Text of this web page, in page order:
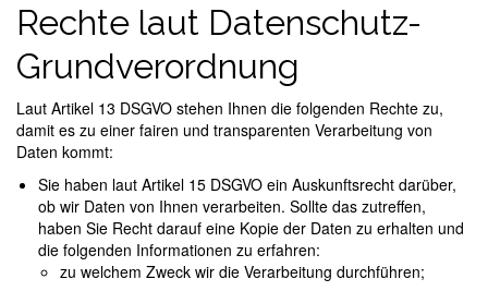
Rechte laut Datenschutz-
Grundverordnung
Laut Artikel 13 DSGVO stehen Ihnen die folgenden Rechte zu,
damit es zu einer fairen und transparenten Verarbeitung von
Daten kommt:
Sie haben laut Artikel 15 DSGVO ein Auskunftsrecht darüber,
ob wir Daten von Ihnen verarbeiten. Sollte das zutreffen,
haben Sie Recht darauf eine Kopie der Daten zu erhalten und
die folgenden Informationen zu erfahren:
zu welchem Zweck wir die Verarbeitung durchführen;